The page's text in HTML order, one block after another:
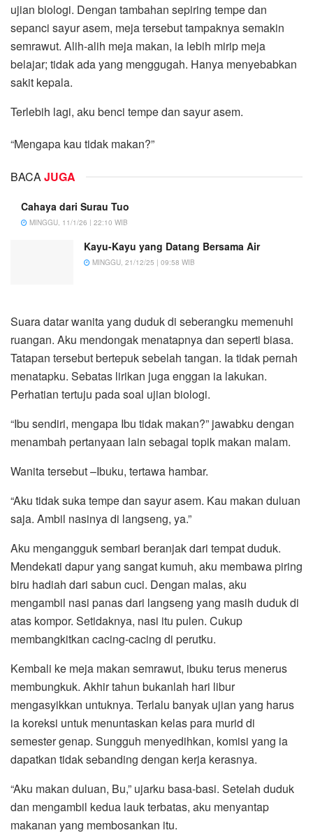
ujian biologi. Dengan tambahan sepiring tempe dan
sepanci sayur asem, meja tersebut tampaknya semakin
semrawut. Alih-alih meja makan, ia lebih mirip meja
belajar; tidak ada yang menggugah. Hanya menyebabkan
sakit kepala.
Terlebih lagi, aku benci tempe dan sayur asem.
“Mengapa kau tidak makan?”
BACA JUGA
Cahaya dari Surau Tuo
MINGGU, 11/1/26 | 22:10 WIB
Kayu-Kayu yang Datang Bersama Air
MINGGU, 21/12/25 | 09:58 WIB
Suara datar wanita yang duduk di seberangku memenuhi
ruangan. Aku mendongak menatapnya dan seperti biasa.
Tatapan tersebut bertepuk sebelah tangan. Ia tidak pernah
menatapku. Sebatas lirikan juga enggan ia lakukan.
Perhatian tertuju pada soal ujian biologi.
“Ibu sendiri, mengapa Ibu tidak makan?” jawabku dengan
menambah pertanyaan lain sebagai topik makan malam.
Wanita tersebut –Ibuku, tertawa hambar.
“Aku tidak suka tempe dan sayur asem. Kau makan duluan
saja. Ambil nasinya di langseng, ya.”
Aku mengangguk sembari beranjak dari tempat duduk.
Mendekati dapur yang sangat kumuh, aku membawa piring
biru hadiah dari sabun cuci. Dengan malas, aku
mengambil nasi panas dari langseng yang masih duduk di
atas kompor. Setidaknya, nasi itu pulen. Cukup
membangkitkan cacing-cacing di perutku.
Kembali ke meja makan semrawut, ibuku terus menerus
membungkuk. Akhir tahun bukanlah hari libur
mengasyikkan untuknya. Terlalu banyak ujian yang harus
ia koreksi untuk menuntaskan kelas para murid di
semester genap. Sungguh menyedihkan, komisi yang ia
dapatkan tidak sebanding dengan kerja kerasnya.
“Aku makan duluan, Bu,” ujarku basa-basi. Setelah duduk
dan mengambil kedua lauk terbatas, aku menyantap
makanan yang membosankan itu.